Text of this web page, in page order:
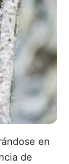
en
de